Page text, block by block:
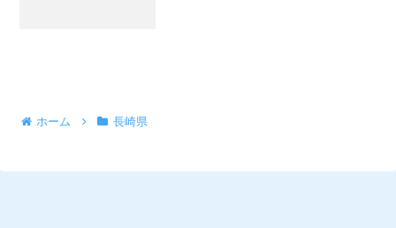
ホーム 長崎県